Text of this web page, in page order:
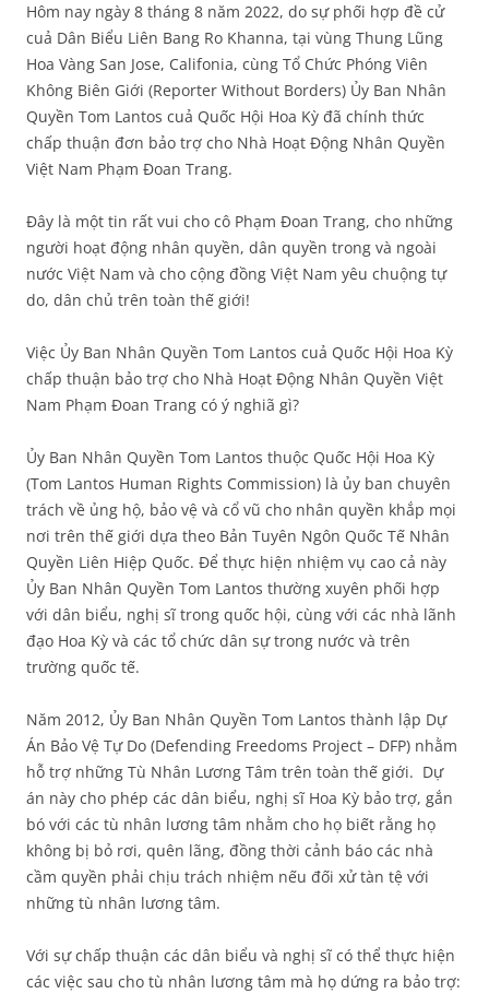
Hôm nay ngày 8 tháng 8 năm 2022, do sự phối hợp đề cử
cuả Dân Biểu Liên Bang Ro Khanna, tại vùng Thung Lũng
Hoa Vàng San Jose, Califonia, cùng Tổ Chức Phóng Viên
Không Biên Giới (Reporter Without Borders) Ủy Ban Nhân
Quyền Tom Lantos cuả Quốc Hội Hoa Kỳ đã chính thức
chấp thuận đơn bảo trợ cho Nhà Hoạt Động Nhân Quyền
Việt Nam Phạm Đoan Trang.
Đây là một tin rất vui cho cô Phạm Đoan Trang, cho những
người hoạt động nhân quyền, dân quyền trong và ngoài
nước Việt Nam và cho cộng đồng Việt Nam yêu chuộng tự
do, dân chủ trên toàn thế giới!
Việc Ủy Ban Nhân Quyền Tom Lantos cuả Quốc Hội Hoa Kỳ
chấp thuận bảo trợ cho Nhà Hoạt Động Nhân Quyền Việt
Nam Phạm Đoan Trang có ý nghiã gì?
Ủy Ban Nhân Quyền Tom Lantos thuộc Quốc Hội Hoa Kỳ
(Tom Lantos Human Rights Commission) là ủy ban chuyên
trách về ủng hộ, bảo vệ và cổ vũ cho nhân quyền khắp mọi
nơi trên thế giới dựa theo Bản Tuyên Ngôn Quốc Tế Nhân
Quyền Liên Hiệp Quốc. Để thực hiện nhiệm vụ cao cả này
Ủy Ban Nhân Quyền Tom Lantos thường xuyên phối hợp
với dân biểu, nghị sĩ trong quốc hội, cùng với các nhà lãnh
đạo Hoa Kỳ và các tổ chức dân sự trong nước và trên
trường quốc tế.
Năm 2012, Ủy Ban Nhân Quyền Tom Lantos thành lập Dự
Án Bảo Vệ Tự Do (Defending Freedoms Project – DFP) nhằm
hỗ trợ những Tù Nhân Lương Tâm trên toàn thế giới. Dự
án này cho phép các dân biểu, nghị sĩ Hoa Kỳ bảo trợ, gắn
bó với các tù nhân lương tâm nhằm cho họ biết rằng họ
không bị bỏ rơi, quên lãng, đồng thời cảnh báo các nhà
cầm quyền phải chịu trách nhiệm nếu đối xử tàn tệ với
những tù nhân lương tâm.
Với sự chấp thuận các dân biểu và nghị sĩ có thể thực hiện
các việc sau cho tù nhân lương tâm mà họ dứng ra bảo trợ: